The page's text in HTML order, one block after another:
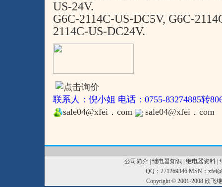
US-24V.
G6C-2114C-US-DC5V, G6C-
2114C-US-DC24V.
联系人：倪小姐 电话：0755-83274885转
sale04@xfei．com
sale04@xfei．com
公司简介| 继电器知识 继电器资料|
QQ：271269346 MSN：
Copyright © 2001-2008 欣飞